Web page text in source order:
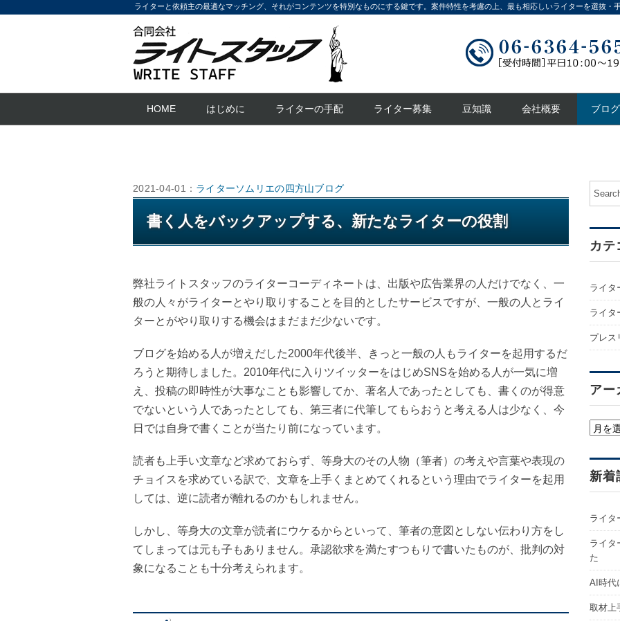
ライターと依頼主の最適なマッチング、それがコンテンツを特別なものにする鍵です。案件特性を考慮の上、最も相応しいライターを選抜・
HOME はじめに ライターの手配 ライター募集 豆知識 会社概要 ブログ
2021-04-01： ライターソムリエの四方山ブログ
書く人をバックアップする、新たなライターの役割
弊社ライトスタッフのライターコーディネートは、出版や広告業界の人だけでなく、一
般の人々がライターとやり取りすることを目的としたサービスですが、一般の人とライ
ターとがやり取りする機会はまだまだ少ないです。
ブログを始める人が増えだした2000年代後半、きっと一般の人もライターを起用するだ
ろうと期待しました。2010年代に入りツイッターをはじめSNSを始める人が一気に増
え、投稿の即時性が大事なことも影響してか、著名人であったとしても、書くのが得意
でないという人であったとしても、第三者に代筆してもらおうと考える人は少なく、今
日では自身で書くことが当たり前になっています。
読者も上手い文章など求めておらず、等身大のその人物（筆者）の考えや言葉や表現の
チョイスを求めている訳で、文章を上手くまとめてくれるという理由でライターを起用
しては、逆に読者が離れるのかもしれません。
しかし、等身大の文章が読者にウケるからといって、筆者の意図としない伝わり方をし
てしまっては元も子もありません。承認欲求を満たすつもりで書いたものが、批判の対
象になることも十分考えられます。
カテ
ライタ
ライタ
プレス
アー
ア
カ
イ
ブ
新着
ライタ
ライタ
た
AI時代
取材上